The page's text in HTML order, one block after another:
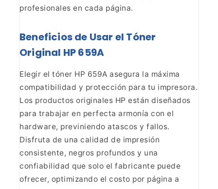
profesionales en cada página.
Beneficios de Usar el Tóner
Original HP 659A
Elegir el tóner HP 659A asegura la máxima
compatibilidad y protección para tu impresora.
Los productos originales HP están diseñados
para trabajar en perfecta armonía con el
hardware, previniendo atascos y fallos.
Disfruta de una calidad de impresión
consistente, negros profundos y una
confiabilidad que solo el fabricante puede
ofrecer, optimizando el costo por página a